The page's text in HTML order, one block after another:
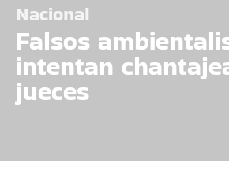
Nacional
Falsos
intentan
jueces